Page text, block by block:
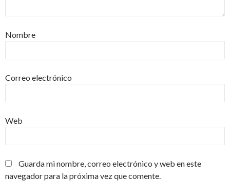
Nombre
Correo electrónico
Web
Guarda mi nombre, correo electrónico y web en este
navegador para la próxima vez que comente.